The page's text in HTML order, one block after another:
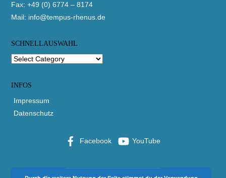
Fax: +49 (0) 6774 – 8174
Mail: info@tempus-rhenus.de
SCHNELLAUSWAHL
INFOS
Impressum
Datenschutz
Facebook YouTube